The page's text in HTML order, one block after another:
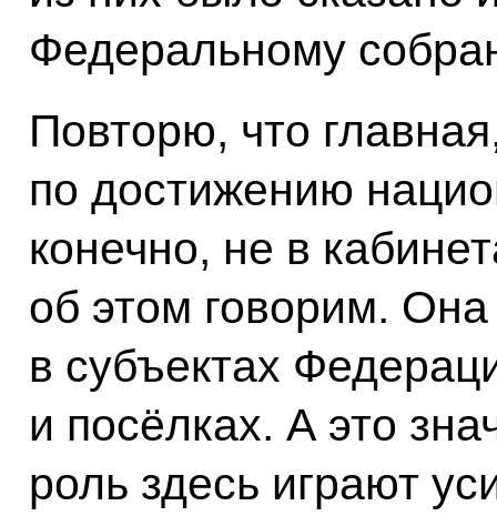
Федеральному
Повторю, что
по достижению
конечно, не в
об этом говорим.
в субъектах
и посёлках. А это
роль здесь играют